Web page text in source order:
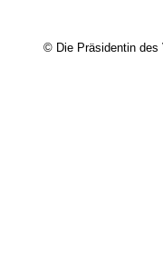
© Die Präsidentin des